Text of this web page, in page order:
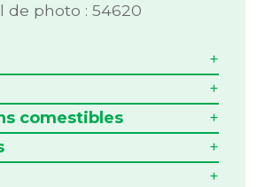
de photo : 54620
comestibles